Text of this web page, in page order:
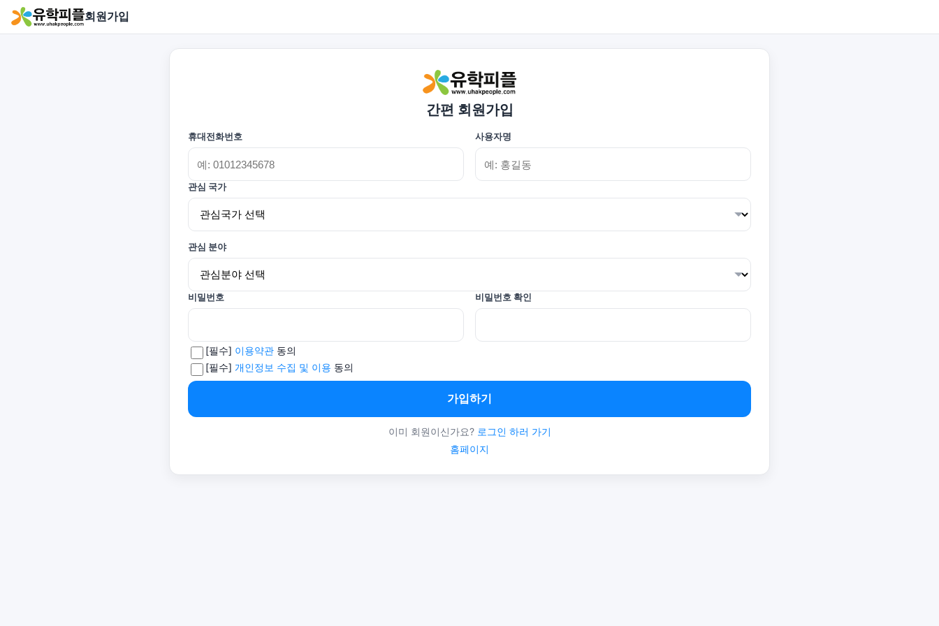
회원가입
간편 회원가입
휴대전화번호 사용자명
관심 국가
관심 분야
비밀번호 비밀번호 확인
[필수] 이용약관 동의
[필수] 개인정보 수집 및 이용 동의
가입하기
이미 회원이신가요? 로그인 하러 가기
홈페이지